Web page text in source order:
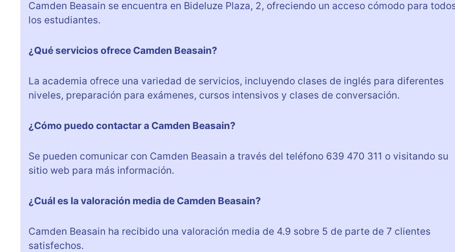
Camden Beasain se encuentra en Bideluze Plaza, 2, ofreciendo un acceso cómodo para
los estudiantes.
¿Qué servicios ofrece Camden Beasain?
La academia ofrece una variedad de servicios, incluyendo clases de inglés para diferentes
niveles, preparación para exámenes, cursos intensivos y clases de conversación.
¿Cómo puedo contactar a Camden Beasain?
Se pueden comunicar con Camden Beasain a través del teléfono 639 470 311 o visitando su
sitio web para más información.
¿Cuál es la valoración media de Camden Beasain?
Camden Beasain ha recibido una valoración media de 4.9 sobre 5 de parte de 7 clientes
satisfechos.